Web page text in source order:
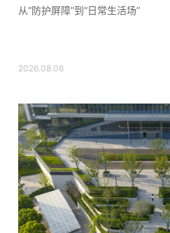
从“防护屏障”到“日常生活场”
2026.08.06